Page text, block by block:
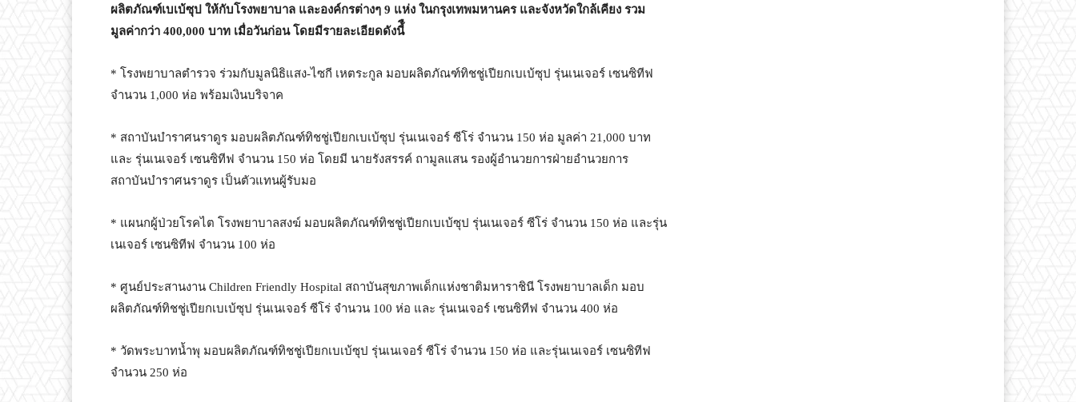
ผลิตภัณฑ์เบเบ้ซุป ให้กับโรงพยาบาล และองค์กรต่างๆ 9 แห่ง ในกรุงเทพมหานคร และจังหวัดใกล้เคียง รวม
มูลค่ากว่า 400,000 บาท เมื่อวันก่อน โดยมีรายละเอียดดังนี้ื
* โรงพยาบาลตำรวจ ร่วมกับมูลนิธิแสง-ไซกี เหตระกูล มอบผลิตภัณฑ์ทิชชู่เปียกเบเบ้ซุป รุ่นเนเจอร์ เซนซิทีฟ
จำนวน 1,000 ห่อ พร้อมเงินบริจาค
* สถาบันบำราศนราดูร มอบผลิตภัณฑ์ทิชชู่เปียกเบเบ้ซุป รุ่นเนเจอร์ ซีโร่ จำนวน 150 ห่อ มูลค่า 21,000 บาท
และ รุ่นเนเจอร์ เซนซิทีฟ จำนวน 150 ห่อ โดยมี นายรังสรรค์ ถามูลแสน รองผู้อำนวยการฝ่ายอำนวยการ
สถาบันบำราศนราดูร เป็นตัวแทนผู้รับมอ
* แผนกผู้ป่วยโรคไต โรงพยาบาลสงฆ์ มอบผลิตภัณฑ์ทิชชู่เปียกเบเบ้ซุป รุ่นเนเจอร์ ซีโร่ จำนวน 150 ห่อ และรุ่น
เนเจอร์ เซนซิทีฟ จำนวน 100 ห่อ
* ศูนย์ประสานงาน Children Friendly Hospital สถาบันสุขภาพเด็กแห่งชาติมหาราชินี โรงพยาบาลเด็ก มอบ
ผลิตภัณฑ์ทิชชู่เปียกเบเบ้ซุป รุ่นเนเจอร์ ซีโร่ จำนวน 100 ห่อ และ รุ่นเนเจอร์ เซนซิทีฟ จำนวน 400 ห่อ
* วัดพระบาทน้ำพุ มอบผลิตภัณฑ์ทิชชู่เปียกเบเบ้ซุป รุ่นเนเจอร์ ซีโร่ จำนวน 150 ห่อ และรุ่นเนเจอร์ เซนซิทีฟ
จำนวน 250 ห่อ